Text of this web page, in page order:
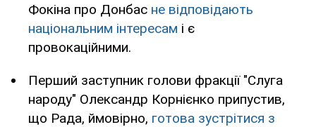
Фокіна про Донбас не відповідають
національним інтересам і є
провокаційними.
Перший заступник голови фракції "Слуга
народу" Олександр Корнієнко припустив,
що Рада, ймовірно, готова зустрітися з